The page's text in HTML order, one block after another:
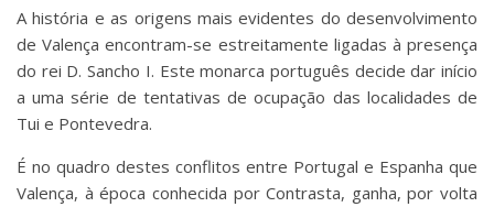
A história e as origens mais evidentes do desenvolvimento
de Valença encontram-se estreitamente ligadas à presença
do rei D. Sancho I. Este monarca português decide dar início
a uma série de tentativas de ocupação das localidades de
Tui e Pontevedra.
É no quadro destes conflitos entre Portugal e Espanha que
Valença, à época conhecida por Contrasta, ganha, por volta